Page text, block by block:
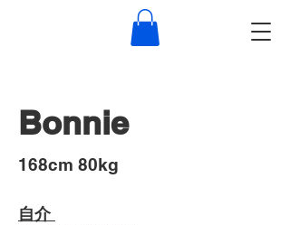
Bonnie
​168cm 80kg
自介 ​